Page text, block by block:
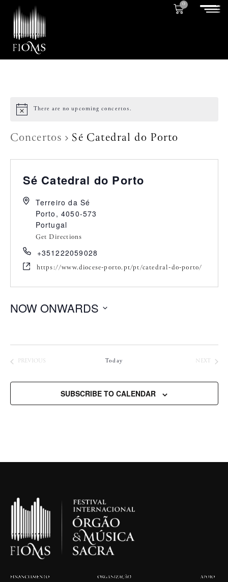
0
There are no upcoming concertos.
Concertos Sé Catedral do Porto
Sé Catedral do Porto
Terreiro da Sé
Porto , 4050-573
Portugal
Get Directions
+351222059028
https://www.diocese-porto.pt/pt/catedral-do-porto/
NOW ONWARDS
l
e
t
PREVIOUSCONCERTOS Today NEXT
SUBSCRIBE TO CALENDAR